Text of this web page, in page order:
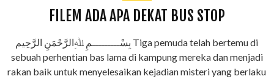
FILEM ADA APA DEKAT BUS STOP
بِسْـــــــــمِ ﷲِالرَّحْمَنِ الرَّحِيم Tiga pemuda telah bertemu di
sebuah perhentian bas lama di kampung mereka dan menjadi
rakan baik untuk menyelesaikan kejadian misteri yang berlaku